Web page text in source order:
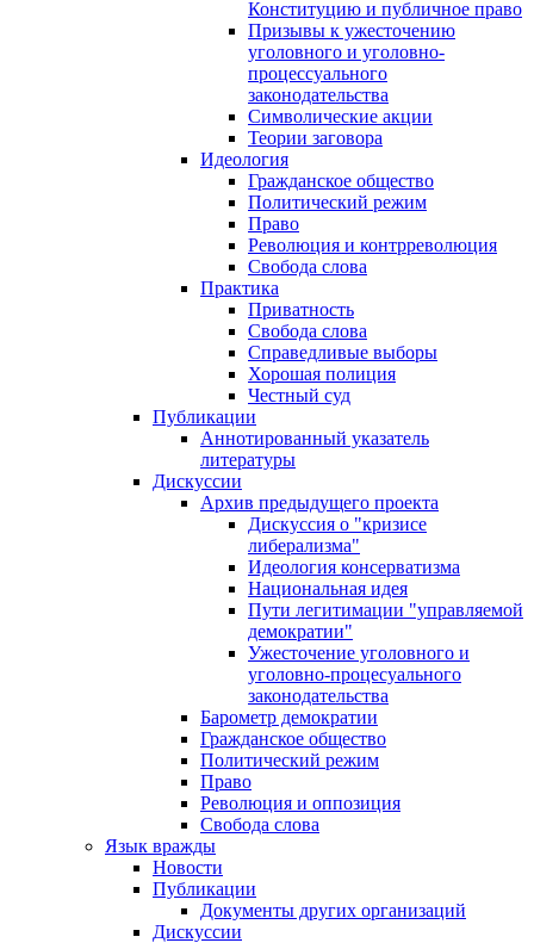
Конституцию и публичное право
Призывы к ужесточению
уголовного и уголовно-
процессуального
законодательства
Символические акции
Теории заговора
Идеология
Гражданское общество
Политический режим
Право
Революция и контрреволюция
Свобода слова
Практика
Приватность
Свобода слова
Справедливые выборы
Хорошая полиция
Честный суд
Публикации
Аннотированный указатель
литературы
Дискуссии
Архив предыдущего проекта
Дискуссия о "кризисе
либерализма"
Идеология консерватизма
Национальная идея
Пути легитимации "управляемой
демократии"
Ужесточение уголовного и
уголовно-процесуального
законодательства
Барометр демократии
Гражданское общество
Политический режим
Право
Революция и оппозиция
Свобода слова
Язык вражды
Новости
Публикации
Документы других организаций
Дискуссии